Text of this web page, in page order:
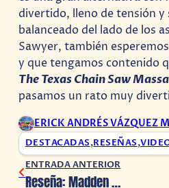
divertido, lleno de tensión y
balanceado del lado de los
Sawyer, también
y que tengamos contenido
The Texas Chain Saw
pasamos un rato muy
ERICK ANDRÉS VÁZQUEZ
DESTACADAS,RESEÑAS,
ENTRADA ANTERIOR
Reseña: Madden NFL 24